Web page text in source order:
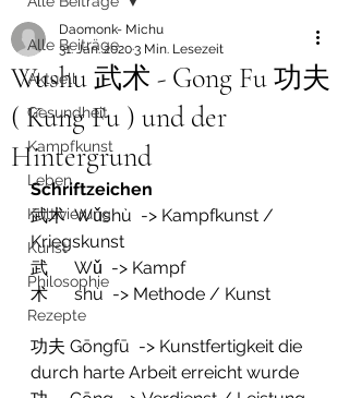
Alle Beiträge
Aktuell
Gesundheit
Kampfkunst
Leben
Kultivierung
Kunst
Philosophie
Rezepte
Wushu 武术 - Gong Fu 功夫
( Kung Fu ) und der
Hintergrund
Daomonk- Michu
31. Jan. 20203 Min. Lesezeit
Schriftzeichen
武术  Wǔshù  -> Kampfkunst /
Kriegskunst
武      Wǔ  -> Kampf
术      shù  -> Methode / Kunst
功夫 Gōngfū  -> Kunstfertigkeit die
durch harte Arbeit erreicht wurde